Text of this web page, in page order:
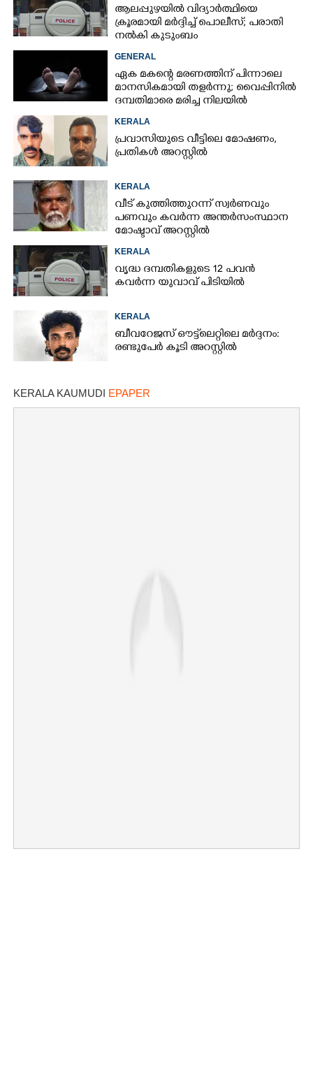
ആലപ്പുഴയിൽ വിദ്യാർത്ഥിയെ
ക്രൂരമായി മർദ്ദിച്ച് പൊലീസ്; പരാതി
നൽകി കുടുംബം
GENERAL
ഏക മകന്റെ മരണത്തിന് പിന്നാലെ
മാനസികമായി തളർന്നു; വൈപ്പിനിൽ
ദമ്പതിമാരെ മരിച്ച നിലയിൽ
KERALA
പ്രവാസിയുടെ വീട്ടിലെ മോഷണം,​
പ്രതികൾ അറസ്റ്റിൽ
KERALA
വീട് കുത്തിത്തുറന്ന് സ്വർണവും
പണവും കവർന്ന അന്തർസംസ്ഥാന
മോഷ്ടാവ് അറസ്റ്റിൽ
KERALA
വൃദ്ധ ദമ്പതികളുടെ 12 പവൻ
കവർന്ന യുവാവ് പിടിയിൽ
KERALA
ബീവറേജസ് ഔട്ട്‌ലെറ്റിലെ മർദ്ദനം:
രണ്ടുപേർ കൂടി അറസ്റ്റിൽ
KERALA KAUMUDI EPAPER